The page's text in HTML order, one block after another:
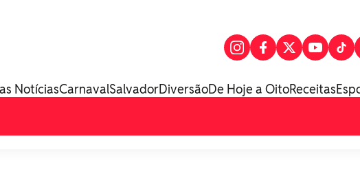
NotíciasCarnavalSalvadorDiversãoDe Hoje a OitoReceitas